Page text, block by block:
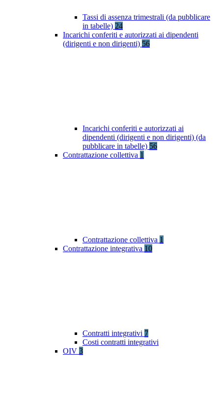
Tassi di assenza trimestrali (da pubblicare
in tabelle) 24
Incarichi conferiti e autorizzati ai dipendenti
(dirigenti e non dirigenti) 56
Incarichi conferiti e autorizzati ai
dipendenti (dirigenti e non dirigenti) (da
pubblicare in tabelle) 56
Contrattazione collettiva 1
Contrattazione collettiva 1
Contrattazione integrativa 10
Contratti integrativi 7
Costi contratti integrativi
OIV 3